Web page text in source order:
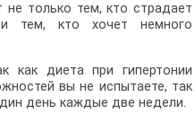
не только тем, кто страдает
тем, кто хочет немного
как диета при гипертонии
вы не испытаете, так
день каждые две недели.